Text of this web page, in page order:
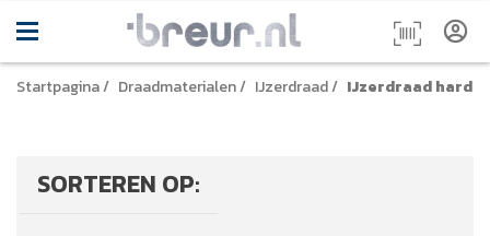
Startpagina/ Draadmaterialen/ IJzerdraad/ IJzerdraad hard
SORTEREN OP: